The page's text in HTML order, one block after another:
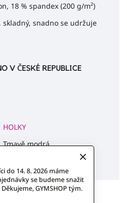
do 14. 8. 2026 máme
se budeme snažit
GYMSHOP tým.
18 % spandex (200 g/m²)
skladný, snadno se udržuje
HOLKY
Tmavě modrá